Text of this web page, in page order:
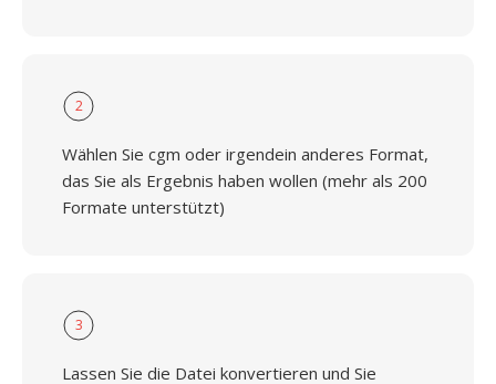
2
Wählen Sie cgm oder irgendein anderes Format,
das Sie als Ergebnis haben wollen (mehr als 200
Formate unterstützt)
3
Lassen Sie die Datei konvertieren und Sie